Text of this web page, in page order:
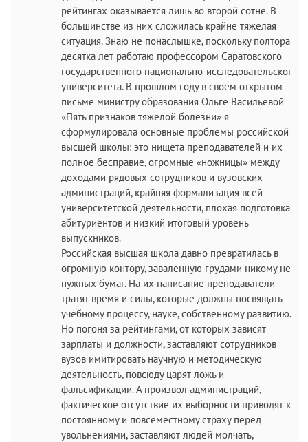
рейтингах оказывается лишь во второй сотне. В
большинстве из них сложилась крайне тяжелая
ситуация. Знаю не понаслышке, поскольку полтора
десятка лет работаю профессором Саратовского
государственного национально-исследовательског
университета. В прошлом году в своем открытом
письме министру образования Ольге Васильевой
«Пять признаков тяжелой болезни» я
сформулировала основные проблемы российской
высшей школы: это нищета преподавателей и их
полное бесправие, огромные «ножницы» между
доходами рядовых сотрудников и вузовских
администраций, крайняя формализация всей
университетской деятельности, плохая подготовка
абитуриентов и низкий итоговый уровень
выпускников.
Российская высшая школа давно превратилась в
огромную контору, заваленную грудами никому не
нужных бумаг. На их написание преподаватели
тратят время и силы, которые должны посвящать
учебному процессу, науке, собственному развитию.
Но погоня за рейтингами, от которых зависят
зарплаты и должности, заставляют сотрудников
вузов имитировать научную и методическую
деятельность, повсюду царят ложь и
фальсификации. А произвол администраций,
фактическое отсутствие их выборности приводят к
постоянному и повсеместному страху перед
увольнениями, заставляют людей молчать,